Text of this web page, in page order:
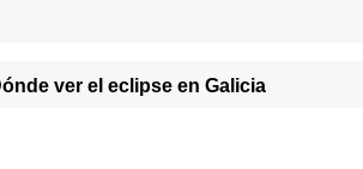
ver el eclipse en Galicia